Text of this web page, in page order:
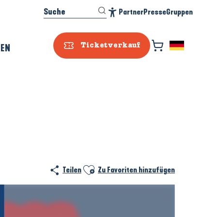
Ticketverkauf
Suche PartnerPresseGruppen
Teilen Ajouter aux favoris
Zu Favoriten hinzufügen